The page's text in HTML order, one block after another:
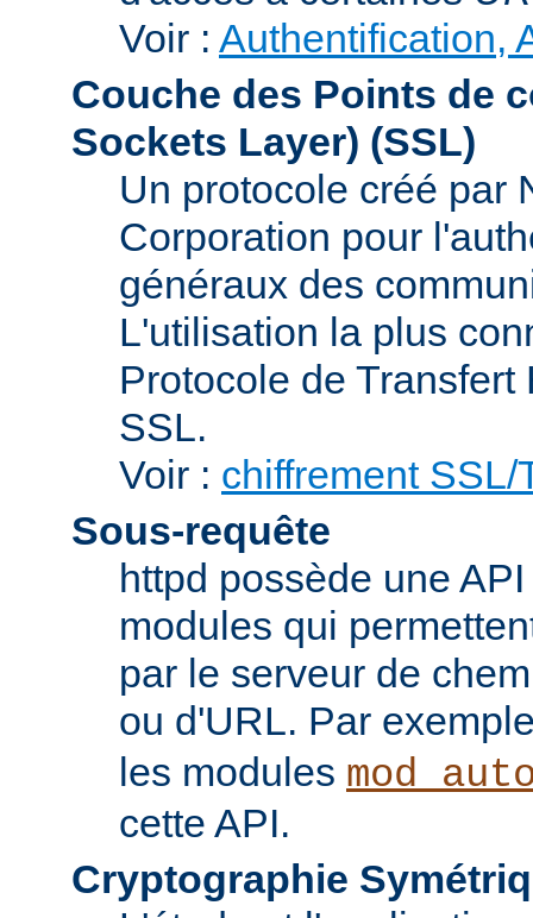
Voir : Authentification,
Couche des Points de
Sockets Layer) (SSL)
Un protocole créé par
Corporation pour
généraux des
L'utilisation la plus
Protocole de
SSL.
Voir : chiffrement SSL/
Sous-requête
httpd possède une
modules qui
par le serveur de
ou d'URL. Par
les modules
cette API.
Cryptographie